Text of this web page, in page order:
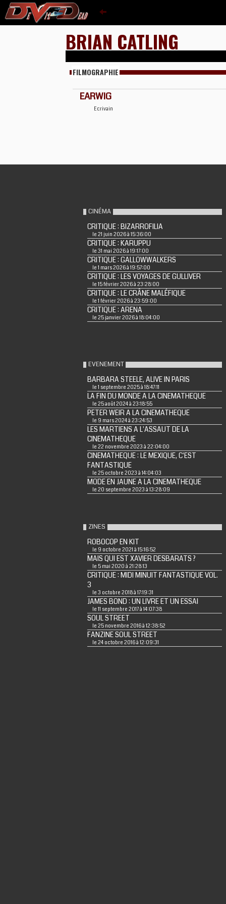
BRIAN CATLING
FILMOGRAPHIE
EARWIG
Ecrivain
CINÉMA
CRITIQUE : BIZARROFILIA
le 21 juin 2026 à 15:36:00
CRITIQUE : KARUPPU
le 31 mai 2026 à 19:17:00
CRITIQUE : GALLOWWALKERS
le 1 mars 2026 à 19:57:00
CRITIQUE : LES VOYAGES DE GULLIVER
le 15 février 2026 à 23:28:00
CRITIQUE : LE CRÂNE MALÉFIQUE
le 1 février 2026 à 23:59:00
CRITIQUE : ARENA
le 25 janvier 2026 à 18:04:00
EVENEMENT
BARBARA STEELE, ALIVE IN PARIS
le 1 septembre 2025 à 18:47:11
LA FIN DU MONDE A LA CINEMATHEQUE
le 25 août 2024 à 23:18:55
PETER WEIR A LA CINEMATHEQUE
le 9 mars 2024 à 23:24:53
LES MARTIENS A L'ASSAUT DE LA
CINEMATHEQUE
le 22 novembre 2023 à 22:04:00
CINEMATHEQUE : LE MEXIQUE, C'EST
FANTASTIQUE
le 25 octobre 2023 à 14:04:03
MODE EN JAUNE A LA CINEMATHEQUE
le 20 septembre 2023 à 13:28:09
ZINES
ROBOCOP EN KIT
le 9 octobre 2021 à 15:16:52
MAIS QUI EST XAVIER DESBARATS ?
le 5 mai 2020 à 21:28:13
CRITIQUE : MIDI MINUIT FANTASTIQUE VOL.
3
le 3 octobre 2018 à 17:19:31
JAMES BOND : UN LIVRE ET UN ESSAI
le 11 septembre 2017 à 14:07:38
SOUL STREET
le 25 novembre 2016 à 12:38:52
FANZINE SOUL STREET
le 24 octobre 2016 à 12:09:31